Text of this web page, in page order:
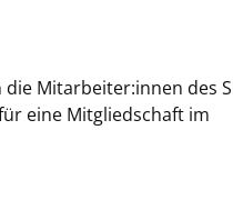
die Mitarbeiter:innen des
eine Mitgliedschaft im